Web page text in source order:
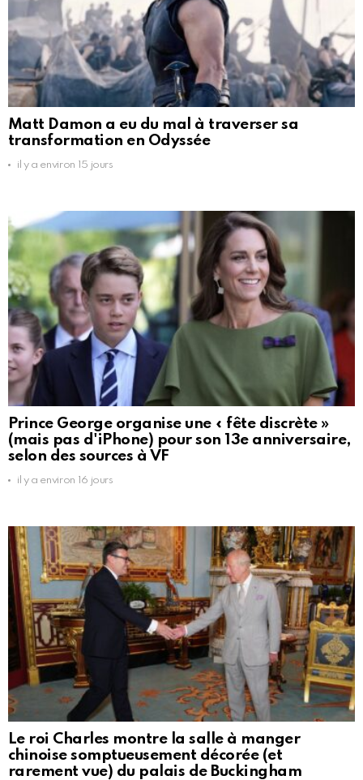
Matt Damon a eu du mal à traverser sa
transformation en Odyssée
il y a environ 15 jours
Prince George organise une « fête discrète »
(mais pas d'iPhone) pour son 13e anniversaire,
selon des sources à VF
il y a environ 16 jours
Le roi Charles montre la salle à manger
chinoise somptueusement décorée (et
rarement vue) du palais de Buckingham